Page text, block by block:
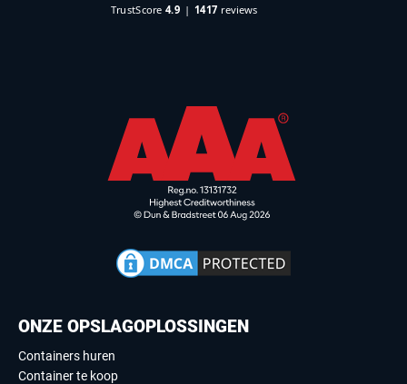
ONZE OPSLAGOPLOSSINGEN
Containers huren
Container te koop